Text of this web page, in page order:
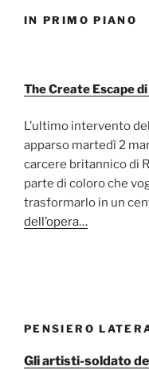
IN PRIMO PIANO
The Create Escape
L’ultimo intervento
apparso martedì 2
carcere britannico di
parte di coloro che
trasformarlo in un
dell’opera…
PENSIERO
Gli artisti-soldato